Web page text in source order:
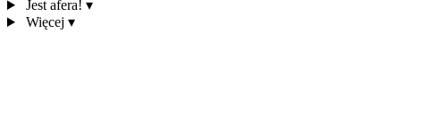
Jest afera! ▾
Więcej ▾